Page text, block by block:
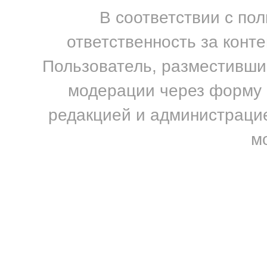
В соответствии с
ответственность за
Пользователь,
модерации через форму
редакцией и